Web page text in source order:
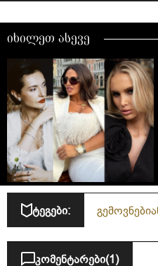
იხილეთ ასევე
ტეგები:
კომენტარები(1)